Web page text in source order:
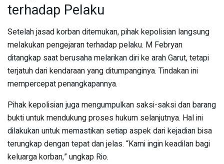
terhadap Pelaku
Setelah jasad korban ditemukan, pihak kepolisian langsung
melakukan pengejaran terhadap pelaku. M Febryan
ditangkap saat berusaha melarikan diri ke arah Garut, tetapi
terjatuh dari kendaraan yang ditumpanginya. Tindakan ini
mempercepat penangkapannya.
Pihak kepolisian juga mengumpulkan saksi-saksi dan barang
bukti untuk mendukung proses hukum selanjutnya. Hal ini
dilakukan untuk memastikan setiap aspek dari kejadian bisa
terungkap dengan tepat dan jelas. “Kami ingin keadilan bagi
keluarga korban,” ungkap Rio.